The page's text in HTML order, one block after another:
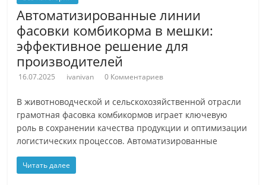
Автоматизированные линии
фасовки комбикорма в мешки:
эффективное решение для
производителей
16.07.2025 ivanivan 0 Комментариев
В животноводческой и сельскохозяйственной отрасли
грамотная фасовка комбикормов играет ключевую
роль в сохранении качества продукции и оптимизации
логистических процессов. Автоматизированные
Читать далее